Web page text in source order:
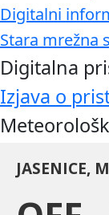
Digitalni
Stara mrežna
Digitalna
Izjava o